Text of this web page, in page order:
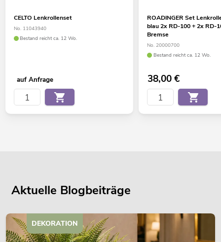
CELTO Lenkrollenset
No. 11043940
Bestand reicht ca. 12 Wo.
auf Anfrage
ROADINGER Set
blau 2x RD-100 + 2x RD-
Bremse
No. 20000700
Bestand reicht ca. 12 Wo.
38,00€
Aktuelle Blogbeiträge
DEKORATION